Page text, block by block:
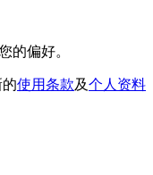
的偏好。
使用条款及个人资料